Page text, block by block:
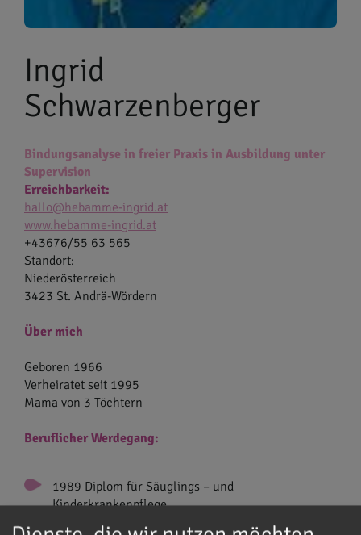
Ingrid
Schwarzenberger
Bindungsanalyse in freier Praxis in Ausbildung unter
Supervision
Erreichbarkeit:
hallo@hebamme-ingrid.at
www.hebamme-ingrid.at
+43676/55 63 565
Standort:
Niederösterreich
3423 St. Andrä-Wördern
Über mich
Geboren 1966
Verheiratet seit 1995
Mama von 3 Töchtern
Beruflicher Werdegang:
1989 Diplom für Säuglings – und
Kinderkrankenpflege
Arbeit mit Früh- und Neugeborenen (Mautner